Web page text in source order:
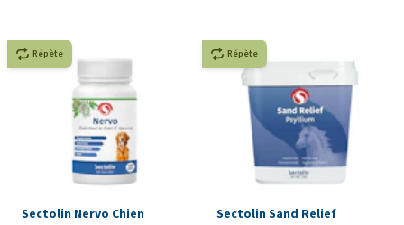
Répète
Sectolin Nervo Chien
Répète
Sectolin Sand Relief